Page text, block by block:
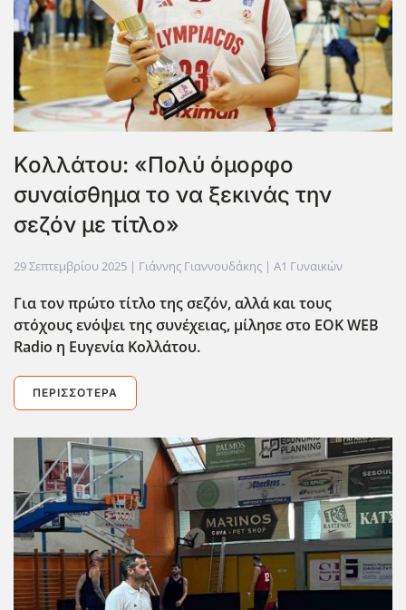
Κολλάτου: «Πολύ όμορφο
συναίσθημα το να ξεκινάς την
σεζόν με τίτλο»
29 Σεπτεμβρίου 2025 | Γιάννης Γιαννουδάκης | Α1 Γυναικών
Για τον πρώτο τίτλο της σεζόν, αλλά και τους
στόχους ενόψει της συνέχειας, μίλησε στο EOKWEB
Radio η Ευγενία Κολλάτου.
ΠΕΡΙΣΣΌΤΕΡΑ